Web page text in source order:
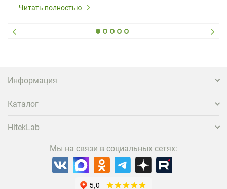
шале понимают, что конкуренция растет, и
вернуться и поделиться впечатлениями в соцсетях,
проектора.
Читать полностью
Информация
Каталог
HitekLab
Мы на связи в социальных сетях: